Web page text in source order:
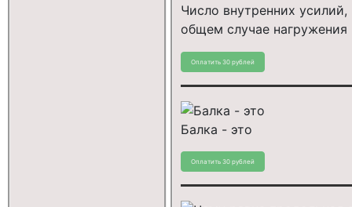
Число внутренних
общем случае нагружения
Балка - это